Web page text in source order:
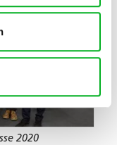
2020